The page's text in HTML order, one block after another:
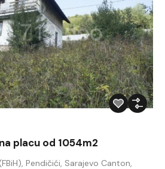
placu od 1054m2
Pendičići, Sarajevo Canton,